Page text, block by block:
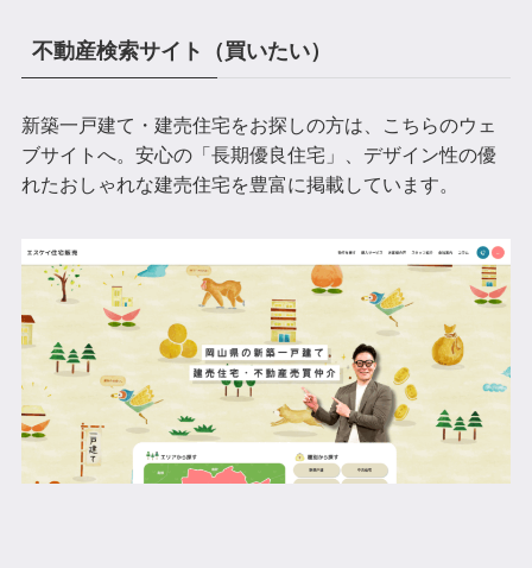
不動産検索サイト（買いたい）
新築一戸建て・建売住宅をお探しの方は、こちらのウェ
ブサイトへ。安心の「長期優良住宅」、デザイン性の優
れたおしゃれな建売住宅を豊富に掲載しています。